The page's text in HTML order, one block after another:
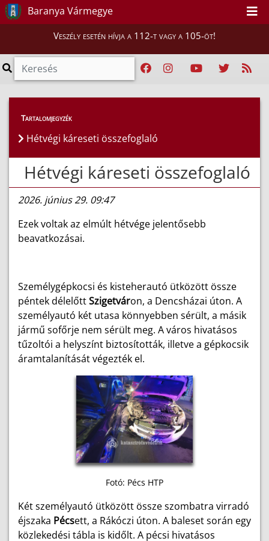
Baranya Vármegye
Veszély esetén hívja a 112-t vagy a 105-öt!
Híreink > Hírek
Tartalomjegyzék
Hétvégi káreseti összefoglaló
Hétvégi káreseti összefoglaló
2026. június 29. 09:47
Ezek voltak az elmúlt hétvége jelentősebb
beavatkozásai.
Személygépkocsi és kisteherautó ütközött össze
péntek délelőttSzigetváron, a Dencsházai úton. A
személyautó két utasa könnyebben sérült, a másik
jármű sofőrje nem sérült meg. A város hivatásos
tűzoltói a helyszínt biztosították, illetve a gépkocsik
áramtalanítását végezték el.
Fotó: Pécs HTP
Két személyautó ütközött össze szombatra virradó
éjszaka Pécsett, a Rákóczi úton. A baleset során egy
közlekedési tábla is kidőlt. A pécsi hivatásos